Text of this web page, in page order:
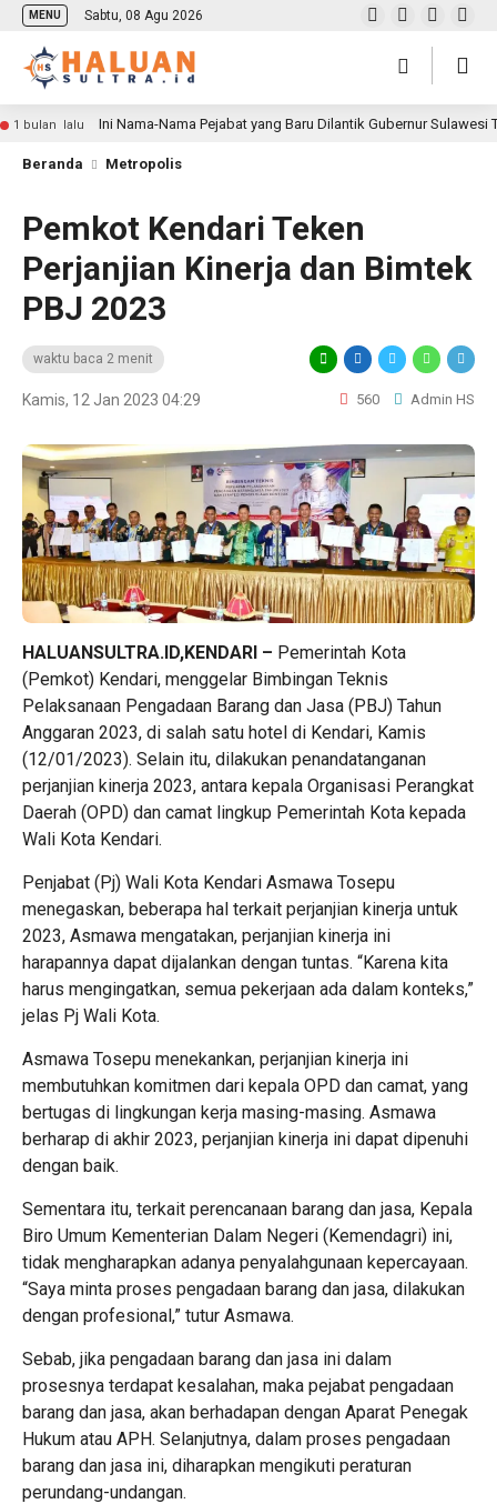
MENU Sabtu, 08 Agu 2026
1 bulan lalu Ini Nama-Nama Pejabat yang Baru Dilantik Gubernur Sulawesi
Beranda Metropolis
Pemkot Kendari Teken
Perjanjian Kinerja dan Bimtek
PBJ 2023
waktu baca 2 menit
Kamis, 12 Jan 2023 04:29 560 Admin HS
HALUANSULTRA.ID,KENDARI – Pemerintah Kota
(Pemkot) Kendari, menggelar Bimbingan Teknis
Pelaksanaan Pengadaan Barang dan Jasa (PBJ) Tahun
Anggaran 2023, di salah satu hotel di Kendari, Kamis
(12/01/2023). Selain itu, dilakukan penandatanganan
perjanjian kinerja 2023, antara kepala Organisasi Perangkat
Daerah (OPD) dan camat lingkup Pemerintah Kota kepada
Wali Kota Kendari.
Penjabat (Pj) Wali Kota Kendari Asmawa Tosepu
menegaskan, beberapa hal terkait perjanjian kinerja untuk
2023, Asmawa mengatakan, perjanjian kinerja ini
harapannya dapat dijalankan dengan tuntas. “Karena kita
harus mengingatkan, semua pekerjaan ada dalam konteks,”
jelas Pj Wali Kota.
Asmawa Tosepu menekankan, perjanjian kinerja ini
membutuhkan komitmen dari kepala OPD dan camat, yang
bertugas di lingkungan kerja masing-masing. Asmawa
berharap di akhir 2023, perjanjian kinerja ini dapat dipenuhi
dengan baik.
Sementara itu, terkait perencanaan barang dan jasa, Kepala
Biro Umum Kementerian Dalam Negeri (Kemendagri) ini,
tidak mengharapkan adanya penyalahgunaan kepercayaan.
“Saya minta proses pengadaan barang dan jasa, dilakukan
dengan profesional,” tutur Asmawa.
Sebab, jika pengadaan barang dan jasa ini dalam
prosesnya terdapat kesalahan, maka pejabat pengadaan
barang dan jasa, akan berhadapan dengan Aparat Penegak
Hukum atau APH. Selanjutnya, dalam proses pengadaan
barang dan jasa ini, diharapkan mengikuti peraturan
perundang-undangan.